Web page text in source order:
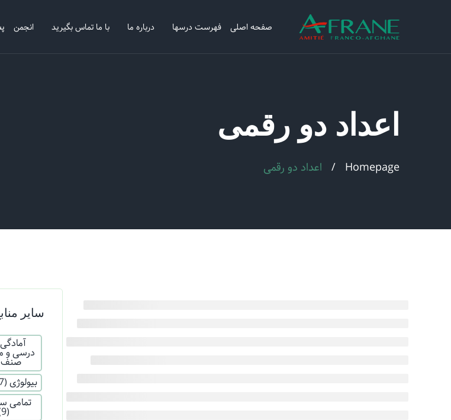
صفحه اصلی فهرست درسها درباره ما با ما تماس بگیرید انجمن
اعداد دو رقمی
Homepage اعداد دو رقمی
سایر
درسی و
صنف
بیولوژی(7)
تمامی
(9)